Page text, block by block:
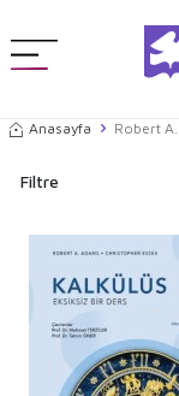
Anasayfa Robert
Filtre